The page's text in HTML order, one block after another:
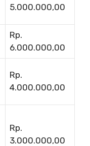
5.000.000,00
Rp.
6.000.000,00
Rp.
4.000.000,00
Rp.
3.000.000,00